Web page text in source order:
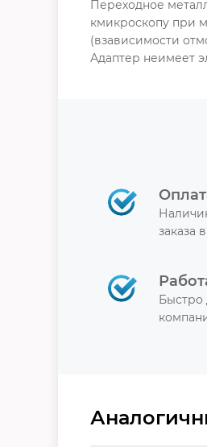
Переходное
кмикроскопу при
(взависимости
Адаптер неимеет
заказа
Быстро